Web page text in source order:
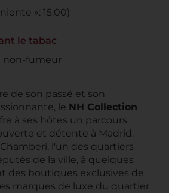
»: 15:00)
le tabac
non-fumeur
de son passé et son
le NH Collection
à ses hôtes un parcours
et détente à Madrid.
l'un des quartiers
de la ville, à quelques
des boutiques exclusives de
marques de luxe du quartier